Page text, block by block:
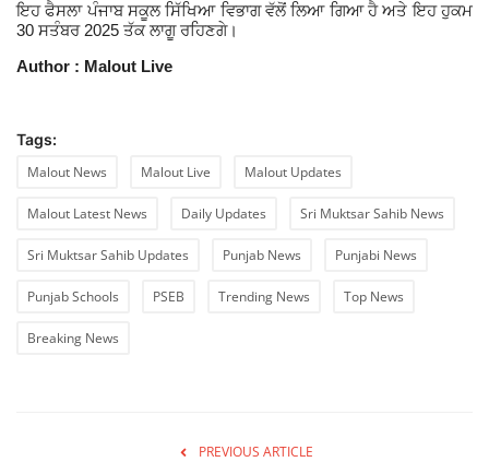
Important
ਇਹ ਫੈਸਲਾ ਪੰਜਾਬ ਸਕੂਲ ਸਿੱਖਿਆ ਵਿਭਾਗ ਵੱਲੋਂ ਲਿਆ ਗਿਆ ਹੈ ਅਤੇ ਇਹ ਹੁਕਮ
30 ਸਤੰਬਰ 2025 ਤੱਕ ਲਾਗੂ ਰਹਿਣਗੇ।
Author : Malout Live
Tags:
Malout News
Malout Live Malout Updates
Malout Latest News Daily Updates Sri Muktsar Sahib News
Sri Muktsar Sahib Updates Punjab News Punjabi News
Punjab Schools PSEB Trending News Top News
Breaking News
PREVIOUS ARTICLE